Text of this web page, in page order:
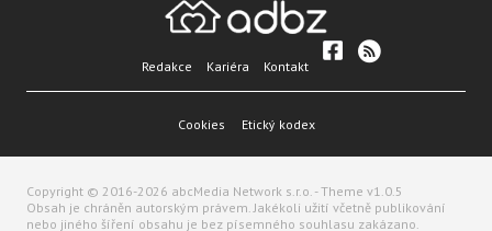
Redakce Kariéra Kontakt
Cookies Etický kodex
Copyright © 2016-2026 abcMedia Network s.r.o. - Theme v1.0.5
Obsah je chráněn autorským právem. Jakékoli užití včetně publikování
nebo jiného šíření obsahu je bez písemného souhlasu zakázano.